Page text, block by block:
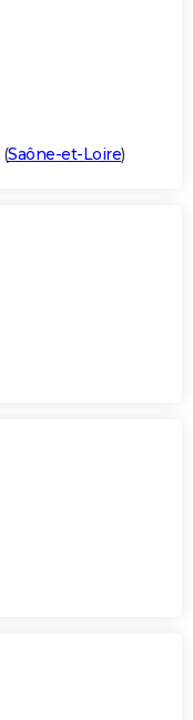
(Saône-et-Loire)